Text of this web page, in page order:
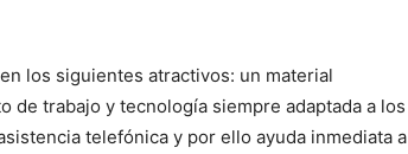
los siguientes atractivos: un material
trabajo y tecnología siempre adaptada a los
telefónica y por ello ayuda inmediata a